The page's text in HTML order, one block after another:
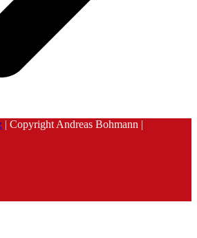
| Copyright Andreas Bohmann |